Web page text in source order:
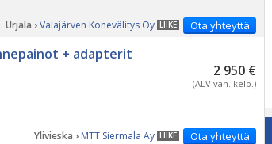
Ota yhteyttä
LIIKE
Urjala ›Valajärven Konevälitys Oy
+ adapterit
2 950 €
(ALV väh. kelp.)
Ota yhteyttä
LIIKE
Ylivieska › MTT Siermala Ay